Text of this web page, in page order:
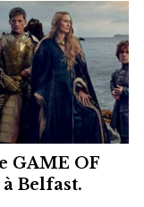
GAME OF
Belfast.